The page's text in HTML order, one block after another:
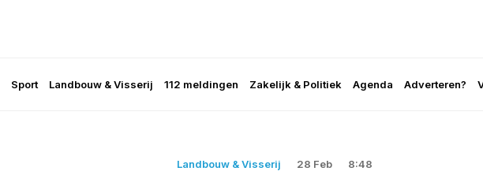
Sport Landbouw & Visserij 112 meldingen Zakelijk & Politiek Agenda Adverteren?
Landbouw & Visserij 28 Feb 8:48